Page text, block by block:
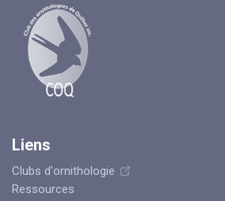
Liens
Clubs d'ornithologie
Ressources